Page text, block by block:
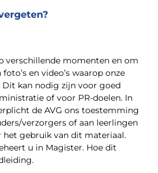
verschillende momenten en om
en video’s waarop onze
Dit kan nodig zijn voor goed
of voor PR-doelen. In
de AVG ons toestemming
verzorgers of aan leerlingen
het gebruik van dit materiaal.
u in Magister. Hoe dit